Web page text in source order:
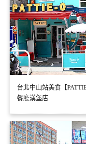
台北中山站美食【
餐廳漢堡店